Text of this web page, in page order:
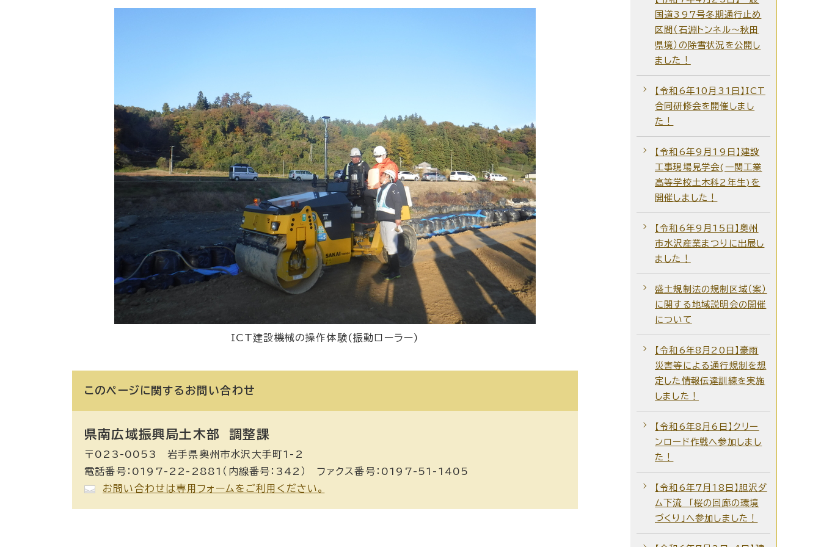
ICT建設機械の操作体験(振動ローラー)
このページに関する お問い合わせ
県南広域振興局土木部 調整課
〒023-0053 岩手県奥州市水沢大手町1-2
電話番号：0197-22-2881（内線番号：342） ファクス番号：0197-51-1405
お問い合わせは専用フォームをご利用ください。
国道397号冬期通行止め
区間（石淵トンネル～秋田
県境）の除雪状況を公開し
ました！
【令和6年10月31日】ICT
合同研修会を開催しまし
た！
【令和6年9月19日】建設
工事現場見学会(一関工業
高等学校土木科2年生)を
開催しました！
【令和6年9月15日】奥州
市水沢産業まつりに出展し
ました！
盛土規制法の規制区域（案）
に関する地域説明会の開催
について
【令和6年8月20日】豪雨
災害等による通行規制を想
定した情報伝達訓練を実施
しました！
【令和6年8月6日】クリー
ンロード作戦へ参加しまし
た！
【令和6年7月18日】胆沢ダ
ム下流 「桜の回廊の環境
づくり」へ参加しました！